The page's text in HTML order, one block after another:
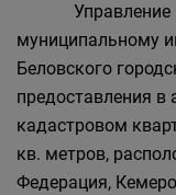
Беловского
Беловского
Управление по
муниципальному
Беловского
предоставления в
кадастровом
кв. метров,
Федерация,